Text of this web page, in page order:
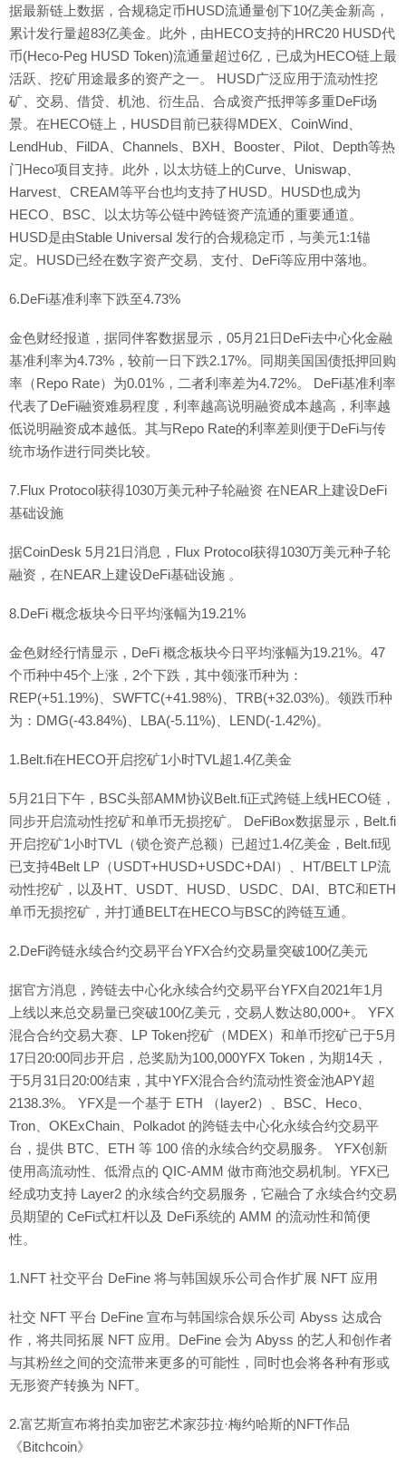
据最新链上数据，合规稳定币HUSD流通量创下10亿美金新高，
累计发行量超83亿美金。此外，由HECO支持的HRC20 HUSD代
币(Heco-Peg HUSD Token)流通量超过6亿，已成为HECO链上最
活跃、挖矿用途最多的资产之一。 HUSD广泛应用于流动性挖
矿、交易、借贷、机池、衍生品、合成资产抵押等多重DeFi场
景。在HECO链上，HUSD目前已获得MDEX、CoinWind、
LendHub、FilDA、Channels、BXH、Booster、Pilot、Depth等热
门Heco项目支持。此外，以太坊链上的Curve、Uniswap、
Harvest、CREAM等平台也均支持了HUSD。HUSD也成为
HECO、BSC、以太坊等公链中跨链资产流通的重要通道。
HUSD是由Stable Universal 发行的合规稳定币，与美元1:1锚
定。HUSD已经在数字资产交易、支付、DeFi等应用中落地。
6.DeFi基准利率下跌至4.73%
金色财经报道，据同伴客数据显示，05月21日DeFi去中心化金融
基准利率为4.73%，较前一日下跌2.17%。同期美国国债抵押回购
率（Repo Rate）为0.01%，二者利率差为4.72%。 DeFi基准利率
代表了DeFi融资难易程度，利率越高说明融资成本越高，利率越
低说明融资成本越低。其与Repo Rate的利率差则便于DeFi与传
统市场作进行同类比较。
7.Flux Protocol获得1030万美元种子轮融资 在NEAR上建设DeFi
基础设施
据CoinDesk 5月21日消息，Flux Protocol获得1030万美元种子轮
融资，在NEAR上建设DeFi基础设施 。
8.DeFi 概念板块今日平均涨幅为19.21%
金色财经行情显示，DeFi 概念板块今日平均涨幅为19.21%。47
个币种中45个上涨，2个下跌，其中领涨币种为：
REP(+51.19%)、SWFTC(+41.98%)、TRB(+32.03%)。领跌币种
为：DMG(-43.84%)、LBA(-5.11%)、LEND(-1.42%)。
1.Belt.fi在HECO开启挖矿1小时TVL超1.4亿美金
5月21日下午，BSC头部AMM协议Belt.fi正式跨链上线HECO链，
同步开启流动性挖矿和单币无损挖矿。 DeFiBox数据显示，Belt.fi
开启挖矿1小时TVL（锁仓资产总额）已超过1.4亿美金，Belt.fi现
已支持4Belt LP（USDT+HUSD+USDC+DAI）、HT/BELT LP流
动性挖矿，以及HT、USDT、HUSD、USDC、DAI、BTC和ETH
单币无损挖矿，并打通BELT在HECO与BSC的跨链互通。
2.DeFi跨链永续合约交易平台YFX合约交易量突破100亿美元
据官方消息，跨链去中心化永续合约交易平台YFX自2021年1月
上线以来总交易量已突破100亿美元，交易人数达80,000+。 YFX
混合合约交易大赛、LP Token挖矿（MDEX）和单币挖矿已于5月
17日20:00同步开启，总奖励为100,000YFX Token，为期14天，
于5月31日20:00结束，其中YFX混合合约流动性资金池APY超
2138.3%。 YFX是一个基于 ETH （layer2）、BSC、Heco、
Tron、OKExChain、Polkadot 的跨链去中心化永续合约交易平
台，提供 BTC、ETH 等 100 倍的永续合约交易服务。 YFX创新
使用高流动性、低滑点的 QIC-AMM 做市商池交易机制。YFX已
经成功支持 Layer2 的永续合约交易服务，它融合了永续合约交易
员期望的 CeFi式杠杆以及 DeFi系统的 AMM 的流动性和简便
性。
1.NFT 社交平台 DeFine 将与韩国娱乐公司合作扩展 NFT 应用
社交 NFT 平台 DeFine 宣布与韩国综合娱乐公司 Abyss 达成合
作，将共同拓展 NFT 应用。DeFine 会为 Abyss 的艺人和创作者
与其粉丝之间的交流带来更多的可能性，同时也会将各种有形或
无形资产转换为 NFT。
2.富艺斯宣布将拍卖加密艺术家莎拉·梅约哈斯的NFT作品
《Bitchcoin》